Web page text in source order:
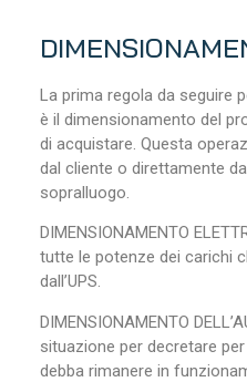
La prima regola da seguire
è il dimensionamento del
di acquistare. Questa
dal cliente o direttamente
sopralluogo.
DIMENSIONAMENTO
tutte le potenze dei carichi
dall’UPS.
DIMENSIONAMENTO
situazione per decretare
debba rimanere in